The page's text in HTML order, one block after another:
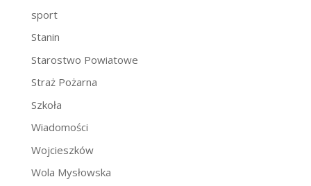
sport
Stanin
Starostwo Powiatowe
Straż Pożarna
Szkoła
Wiadomości
Wojcieszków
Wola Mysłowska